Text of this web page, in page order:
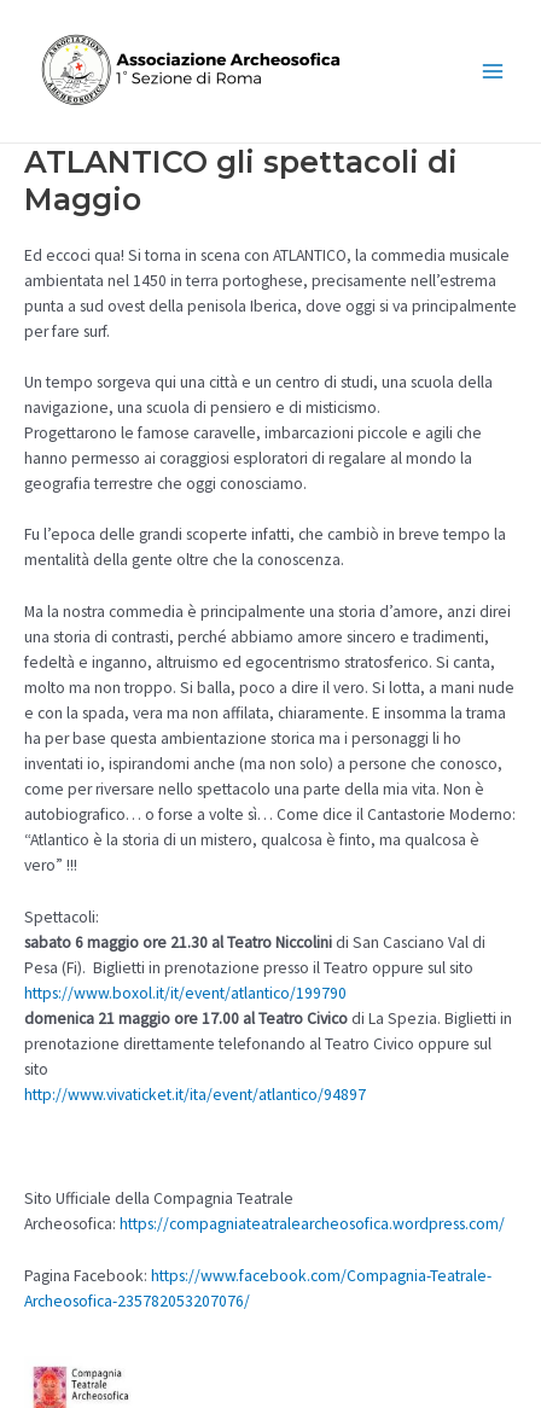
contenuto
ATLANTICO gli spettacoli di
Maggio
Ed eccoci qua! Si torna in scena con ATLANTICO, la commedia musicale
ambientata nel 1450 in terra portoghese, precisamente nell’estrema
punta a sud ovest della penisola Iberica, dove oggi si va principalmente
per fare surf.
Un tempo sorgeva qui una città e un centro di studi, una scuola della
navigazione, una scuola di pensiero e di misticismo.
Progettarono le famose caravelle, imbarcazioni piccole e agili che
hanno permesso ai coraggiosi esploratori di regalare al mondo la
geografia terrestre che oggi conosciamo.
Fu l’epoca delle grandi scoperte infatti, che cambiò in breve tempo la
mentalità della gente oltre che la conoscenza.
Ma la nostra commedia è principalmente una storia d’amore, anzi direi
una storia di contrasti, perché abbiamo amore sincero e tradimenti,
fedeltà e inganno, altruismo ed egocentrismo stratosferico. Si canta,
molto ma non troppo. Si balla, poco a dire il vero. Si lotta, a mani nude
e con la spada, vera ma non affilata, chiaramente. E insomma la trama
ha per base questa ambientazione storica ma i personaggi li ho
inventati io, ispirandomi anche (ma non solo) a persone che conosco,
come per riversare nello spettacolo una parte della mia vita. Non è
autobiografico… o forse a volte sì… Come dice il Cantastorie Moderno:
“Atlantico è la storia di un mistero, qualcosa è finto, ma qualcosa è
vero” !!!
Spettacoli:
sabato 6 maggio ore 21.30 al Teatro Niccolinidi San Casciano Val di
Pesa (Fi). Biglietti in prenotazione presso il Teatro oppure sul sito
https://www.boxol.it/it/event/atlantico/199790
domenica 21 maggio ore 17.00 al Teatro Civicodi La Spezia. Biglietti in
prenotazione direttamente telefonando al Teatro Civico oppure sul
sito
http://www.vivaticket.it/ita/event/atlantico/94897
Sito Ufficiale della Compagnia Teatrale
Archeosofica: https://compagniateatralearcheosofica.wordpress.com/
Pagina Facebook: https://www.facebook.com/Compagnia-Teatrale-
Archeosofica-235782053207076/